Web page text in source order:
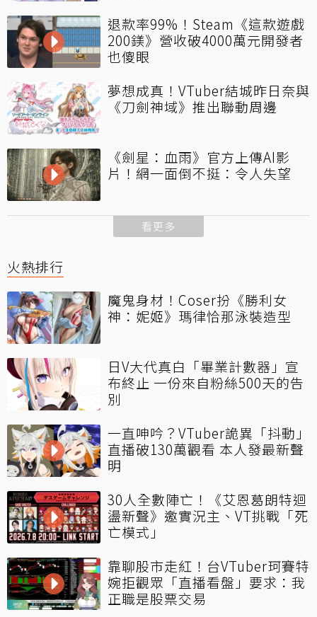
退款率99%！Steam《這款遊戲
200鎂》營收破4000萬元開發者
也傻眼
夢想成真！VTuber結城昨日奈與
《刀劍神域》推出聯動周邊
《劍星：血雨》官方上傳AI影
片！網一面倒不挺：令人失望
看更多
火熱排行
魔鬼身材！Coser扮《勝利女
神：妮姬》瑪律恰那泳裝造型
日V大代真白「畢業計數器」宣
布終止 一份來自粉絲500天的告
別
一直呻吟？VTuber詭異「抖動」
直播破130萬觀看 本人發最新聲
明
30人全數陣亡！《艾恩葛朗特迴
盪新聲》邀實況主、VT挑戰「死
亡模式」
靠聊股市走紅！台VTuber珂賽特
婉拒觀眾「直播看盤」要求：我
正職是股票交易